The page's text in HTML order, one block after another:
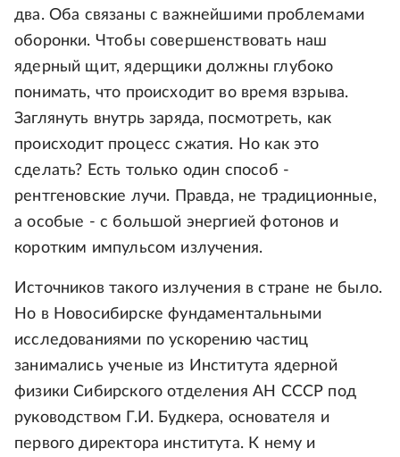
два. Оба связаны с важнейшими проблемами
оборонки. Чтобы совершенствовать наш
ядерный щит, ядерщики должны глубоко
понимать, что происходит во время взрыва.
Заглянуть внутрь заряда, посмотреть, как
происходит процесс сжатия. Но как это
сделать? Есть только один способ -
рентгеновские лучи. Правда, не традиционные,
а особые - с большой энергией фотонов и
коротким импульсом излучения.
Источников такого излучения в стране не было.
Но в Новосибирске фундаментальными
исследованиями по ускорению частиц
занимались ученые из Института ядерной
физики Сибирского отделения АН СССР под
руководством Г.И. Будкера, основателя и
первого директора института. К нему и